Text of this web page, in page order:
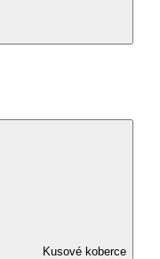
Kusové koberce